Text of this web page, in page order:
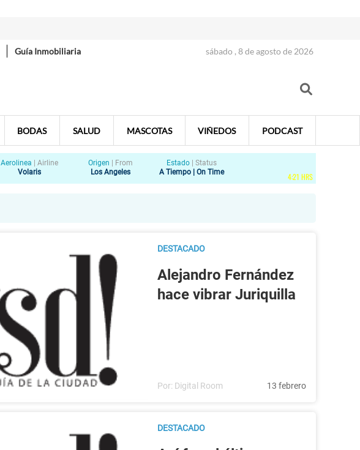
Guía Inmobiliaria sábado , 8 de agosto de 2026
BODAS SALUD MASCOTAS VIÑEDOS PODCAST
Aerolinea
Airline
Volaris
Origen
From
Los Angeles
Estado
Status
A Tiempo | On Time
4:21 HRS
DESTACADO
Alejandro Fernández
hace vibrar Juriquilla
Por: Digital Room 13 febrero
DESTACADO